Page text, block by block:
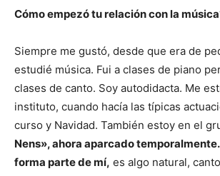
Cómo empezó tu relación con la
Siempre me gustó, desde que era de
estudié música. Fui a clases de piano
clases de canto. Soy autodidacta. Me
instituto, cuando hacía las típicas
curso y Navidad. También estoy en el
Nens», ahora aparcado temporalmente.
forma parte de mí, es algo natural,